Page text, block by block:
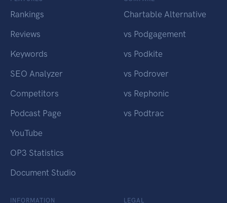
Rankings
Reviews
Keywords
SEO Analyzer
Competitors
Podcast Page
YouTube
OP3 Statistics
Document Studio
Chartable Alternative
vs Podgagement
vs Podkite
vs Podrover
vs Rephonic
vs Podtrac
INFORMATION LEGAL